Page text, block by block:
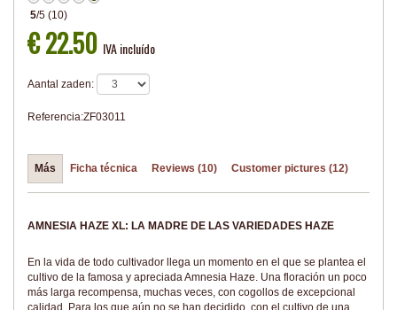
5/5 (10)
€ 22.50 IVA incluído
Aantal zaden:
Referencia:ZF03011
Más Ficha técnica Reviews (10) Customer pictures (12)
AMNESIA HAZE XL: LA MADRE DE LAS VARIEDADES HAZE
En la vida de todo cultivador llega un momento en el que se plantea el
cultivo de la famosa y apreciada Amnesia Haze. Una floración un poco
más larga recompensa, muchas veces, con cogollos de excepcional
calidad. Para los que aún no se han decidido, con el cultivo de una